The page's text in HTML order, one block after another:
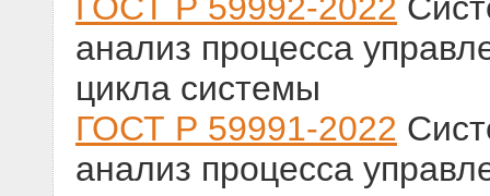
анализ процесса
цикла системы
ГОСТ Р 59991-2022
анализ процесса